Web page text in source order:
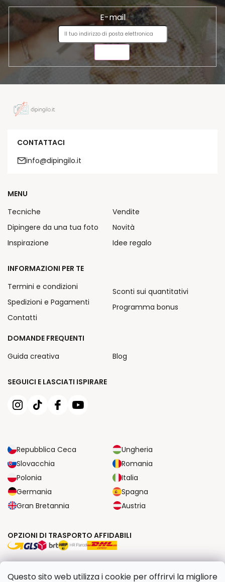
Questo sito web utilizza i cookie per offrirvi la migliore
E-mail
CONTATTACI
info@dipingilo.it
SEGUICI E LASCIATI ISPIRARE
Repubblica Ceca
Ungheria
Slovacchia
Romania
Polonia
Italia
Germania
Spagna
Gran Bretannia
Austria
MENU
Tecniche
Dipingere da una tua foto
Inspirazione
Vendite
Novità
Idee regalo
INFORMAZIONI PER TE
Termini e condizioni
Spedizioni e Pagamenti
Contatti
Sconti sui quantitativi
Programma bonus
DOMANDE FREQUENTI
Guida creativa
Blog
OPZIONI DI TRASPORTO AFFIDABILI